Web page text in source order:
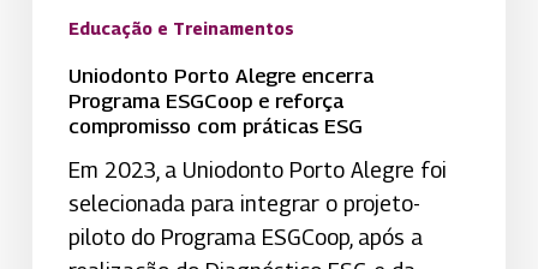
Educação e Treinamentos
Uniodonto Porto Alegre encerra
Programa ESGCoop e reforça
compromisso com práticas ESG
Em 2023, a Uniodonto Porto Alegre foi
selecionada para integrar o projeto-
piloto do Programa ESGCoop, após a